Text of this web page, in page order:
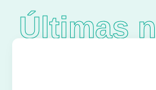
Últimas